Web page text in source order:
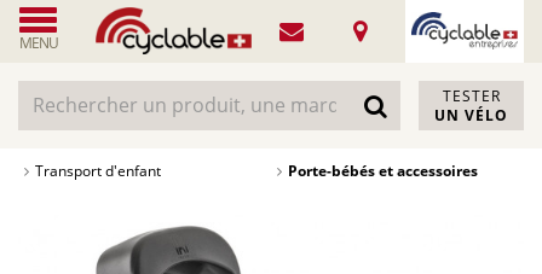
MENU
TESTER
UN VÉLO
Transport d'enfant Porte-bébés et accessoires